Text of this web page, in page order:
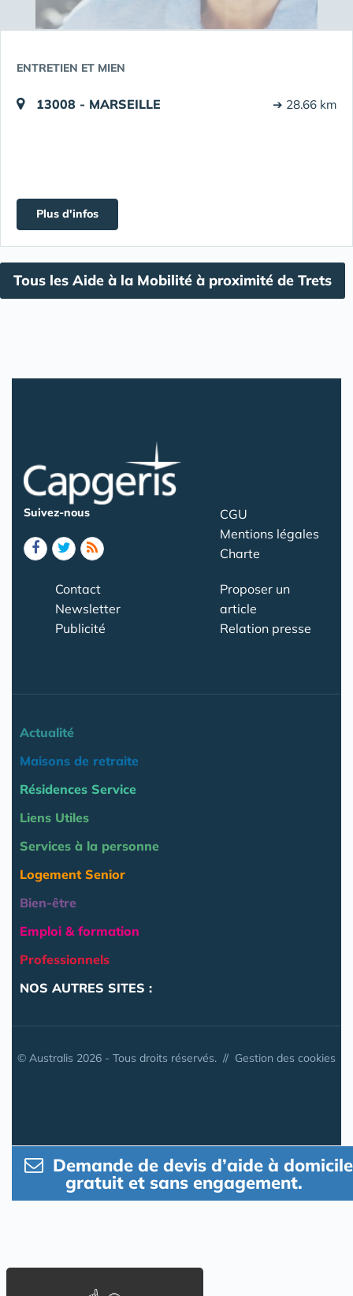
ENTRETIEN ET MIEN
13008 - MARSEILLE ➔ 28.66 km
Plus d'infos
Tous les Aide à la Mobilité à proximité de Trets
Suivez-nous
CGU
Mentions légales
Charte
Contact
Newsletter
Publicité
Proposer un
article
Relation presse
Actualité
Maisons de retraite
Résidences Service
Liens Utiles
Services à la personne
Logement Senior
Bien-être
Emploi & formation
Professionnels
NOS AUTRES SITES :
© Australis 2026 - Tous droits réservés. // Gestion des cookies
Demande de devis d’aide à domicile
gratuit et sans engagement.